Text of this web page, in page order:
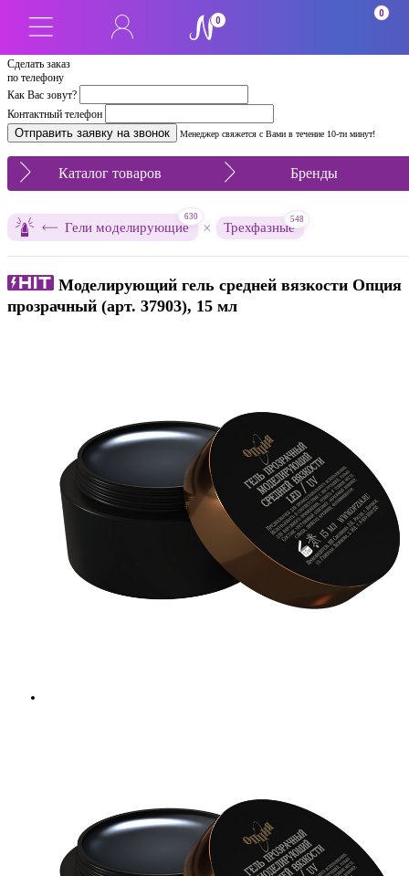
Сделать заказ
по телефону
Как Вас зовут?
Контактный телефон
Менеджер свяжется с Вами в течение 10-ти минут!
0
0
Каталог товаров Бренды
Гели моделирующие
630
× Трехфазные
548
Моделирующий гель средней вязкости Опция
прозрачный (арт. 37903), 15 мл